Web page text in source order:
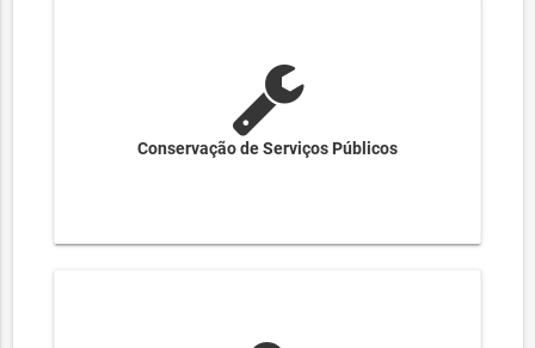
Conservação de Serviços Públicos